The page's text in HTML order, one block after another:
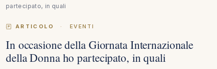
partecipato, in quali
ARTICOLO · EVENTI
In occasione della Giornata Internazionale
della Donna ho partecipato, in quali